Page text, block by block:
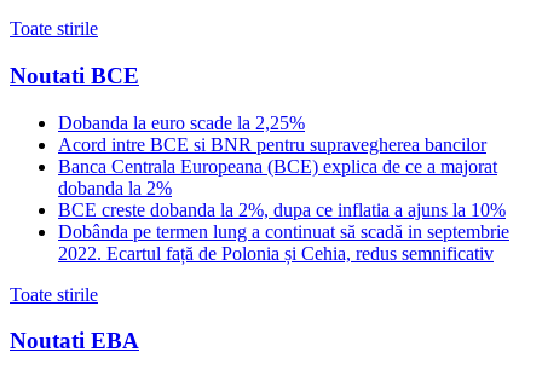
Toate stirile
Noutati BCE
Dobanda la euro scade la 2,25%
Acord intre BCE si BNR pentru supravegherea bancilor
Banca Centrala Europeana (BCE) explica de ce a majorat
dobanda la 2%
BCE creste dobanda la 2%, dupa ce inflatia a ajuns la 10%
Dobânda pe termen lung a continuat să scadă in septembrie
2022. Ecartul față de Polonia și Cehia, redus semnificativ
Toate stirile
Noutati EBA